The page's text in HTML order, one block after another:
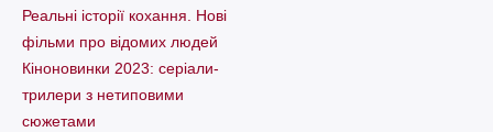
Реальні історії кохання. Нові
фільми про відомих людей
Кіноновинки 2023: серіали-
трилери з нетиповими
сюжетами